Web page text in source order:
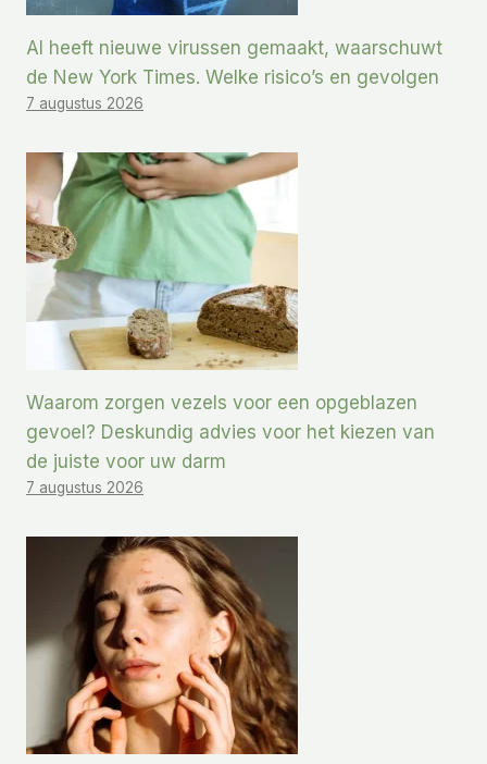
AI heeft nieuwe virussen gemaakt, waarschuwt
de New York Times. Welke risico’s en gevolgen
7 augustus 2026
Waarom zorgen vezels voor een opgeblazen
gevoel? Deskundig advies voor het kiezen van
de juiste voor uw darm
7 augustus 2026